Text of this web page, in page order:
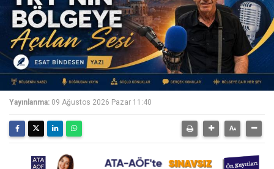
Yayınlanma: 09 Ağustos 2026 Pazar 11:40